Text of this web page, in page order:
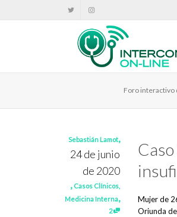
Foro interactivo
Sebastián Lamot,
24 de junio
de 2020
, Casos Clínicos,
Medicina Interna,
2
Mujer de
Oriunda